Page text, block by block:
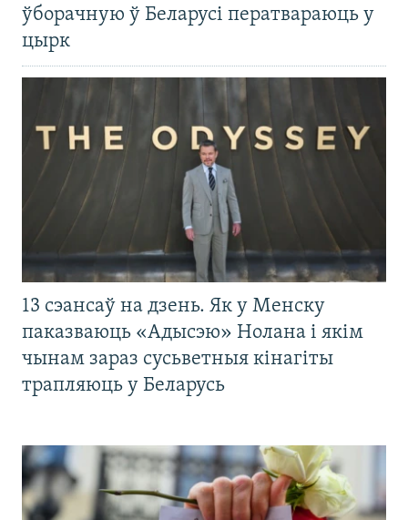
ўборачную ў Беларусі ператвараюць у
цырк
13 сэансаў на дзень. Як у Менску
паказваюць «Адысэю» Нолана і якім
чынам зараз сусьветныя кінагіты
трапляюць у Беларусь